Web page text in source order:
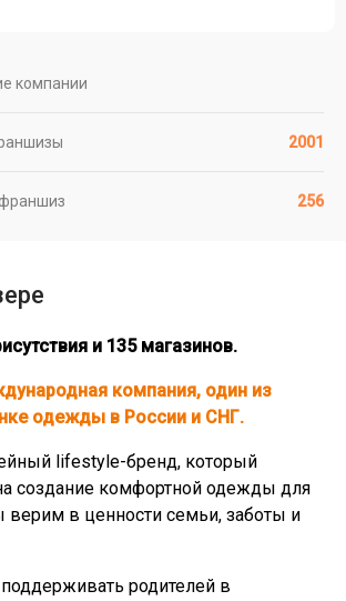
компании
2001
256
и 135 магазинов.
компания, один из
одежды в России и СНГ.
lifestyle-бренд, который
создание комфортной одежды для
в ценности семьи, заботы и
родителей в